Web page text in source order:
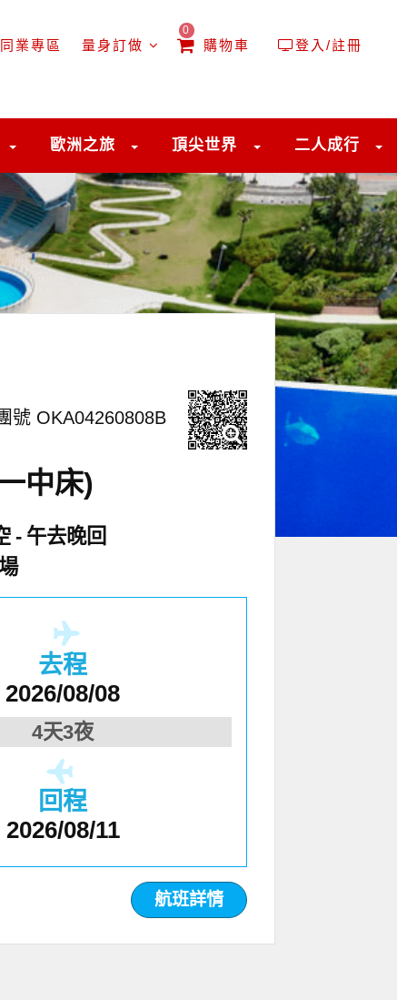
同業專區 量身訂做 購物車
0
登入/註冊
歐洲之旅 頂尖世界 二人成行
號 OKA04260808B
中床)
午去晚回
去程
2026/08/08
4天3夜
回程
2026/08/11
航班詳情